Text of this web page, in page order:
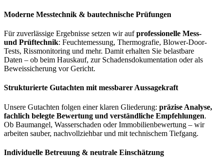
Moderne Messtechnik & bautechnische Prüfungen
Für zuverlässige Ergebnisse setzen wir aufprofessionelle Mess-
und Prüftechnik: Feuchtemessung, Thermografie, Blower-Door-
Tests, Rissmonitoring und mehr. Damit erhalten Sie belastbare
Daten – ob beim Hauskauf, zur Schadensdokumentation oder als
Beweissicherung vor Gericht.
Strukturierte Gutachten mit messbarer Aussagekraft
Unsere Gutachten folgen einer klaren Gliederung: präzise Analyse,
fachlich belegte Bewertung und verständliche Empfehlungen.
Ob Baumangel, Wasserschaden oder Immobilienbewertung – wir
arbeiten sauber, nachvollziehbar und mit technischem Tiefgang.
Individuelle Betreuung & neutrale Einschätzung